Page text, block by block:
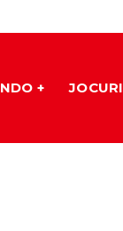
JOCURI